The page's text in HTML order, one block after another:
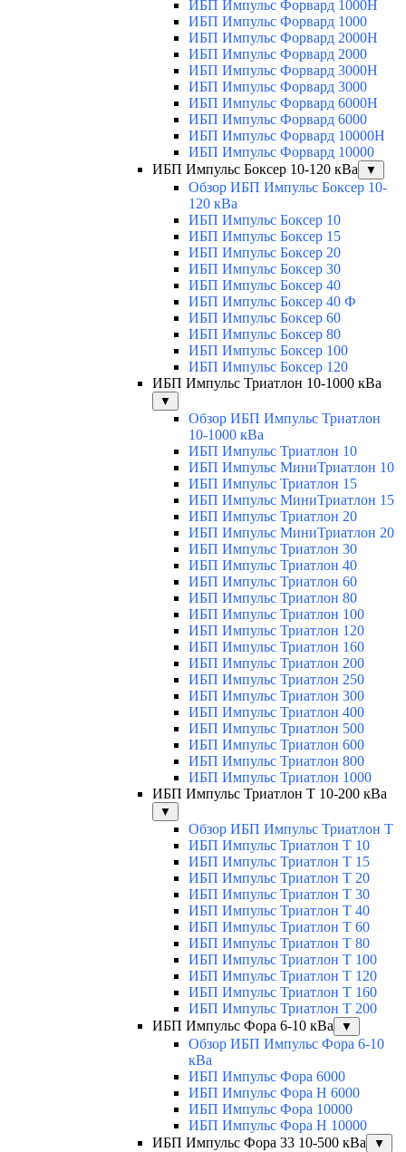
ИБП Импульс Форвард 1000H
ИБП Импульс Форвард 1000
ИБП Импульс Форвард 2000H
ИБП Импульс Форвард 2000
ИБП Импульс Форвард 3000H
ИБП Импульс Форвард 3000
ИБП Импульс Форвард 6000H
ИБП Импульс Форвард 6000
ИБП Импульс Форвард 10000H
ИБП Импульс Форвард 10000
ИБП Импульс Боксер 10-120 кВа
▼
Обзор ИБП Импульс Боксер 10-
120 кВа
ИБП Импульс Боксер 10
ИБП Импульс Боксер 15
ИБП Импульс Боксер 20
ИБП Импульс Боксер 30
ИБП Импульс Боксер 40
ИБП Импульс Боксер 40 Ф
ИБП Импульс Боксер 60
ИБП Импульс Боксер 80
ИБП Импульс Боксер 100
ИБП Импульс Боксер 120
ИБП Импульс Триатлон 10-1000 кВа
▼
Обзор ИБП Импульс Триатлон
10-1000 кВа
ИБП Импульс Триатлон 10
ИБП Импульс МиниТриатлон 10
ИБП Импульс Триатлон 15
ИБП Импульс МиниТриатлон 15
ИБП Импульс Триатлон 20
ИБП Импульс МиниТриатлон 20
ИБП Импульс Триатлон 30
ИБП Импульс Триатлон 40
ИБП Импульс Триатлон 60
ИБП Импульс Триатлон 80
ИБП Импульс Триатлон 100
ИБП Импульс Триатлон 120
ИБП Импульс Триатлон 160
ИБП Импульс Триатлон 200
ИБП Импульс Триатлон 250
ИБП Импульс Триатлон 300
ИБП Импульс Триатлон 400
ИБП Импульс Триатлон 500
ИБП Импульс Триатлон 600
ИБП Импульс Триатлон 800
ИБП Импульс Триатлон 1000
ИБП Импульс Триатлон Т 10-200 кВа
▼
Обзор ИБП Импульс Триатлон Т
ИБП Импульс Триатлон Т 10
ИБП Импульс Триатлон Т 15
ИБП Импульс Триатлон Т 20
ИБП Импульс Триатлон Т 30
ИБП Импульс Триатлон Т 40
ИБП Импульс Триатлон Т 60
ИБП Импульс Триатлон Т 80
ИБП Импульс Триатлон Т 100
ИБП Импульс Триатлон Т 120
ИБП Импульс Триатлон Т 160
ИБП Импульс Триатлон Т 200
ИБП Импульс Фора 6-10 кВа
▼
Обзор ИБП Импульс Фора 6-10
кВа
ИБП Импульс Фора 6000
ИБП Импульс Фора H 6000
ИБП Импульс Фора 10000
ИБП Импульс Фора H 10000
ИБП Импульс Фора 33 10-500 кВа
▼